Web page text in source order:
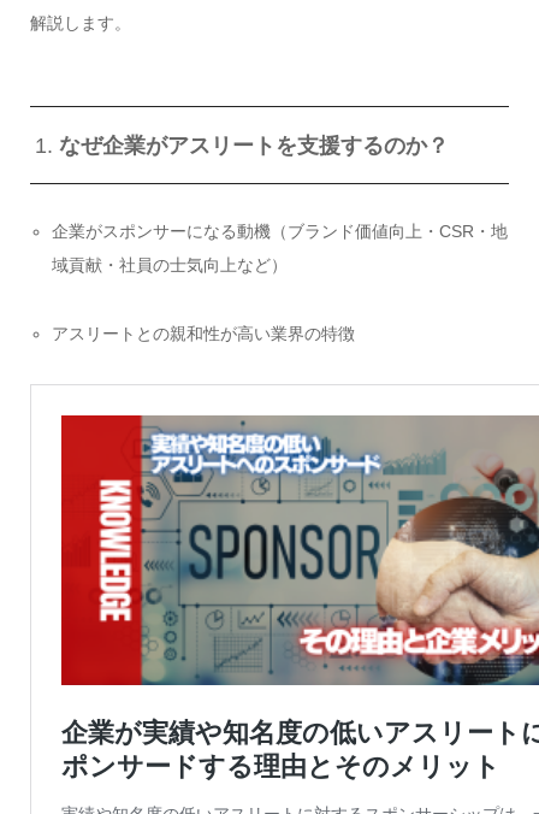
解説します。
1. なぜ企業がアスリートを支援するのか？
企業がスポンサーになる動機（ブランド価値向上・CSR・地
域貢献・社員の士気向上など）
アスリートとの親和性が高い業界の特徴